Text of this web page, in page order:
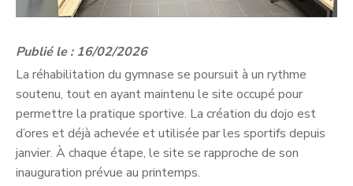
Publié le : 16/02/2026
La réhabilitation du gymnase se poursuit à un rythme
soutenu, tout en ayant maintenu le site occupé pour
permettre la pratique sportive. La création du dojo est
d’ores et déjà achevée et utilisée par les sportifs depuis
janvier. À chaque étape, le site se rapproche de son
inauguration prévue au printemps.